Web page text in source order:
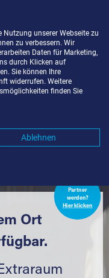
STAUFEN
Extraraum
Partner
werden?
Hier klicken
Ort
unserer Webseite zu
zu verbessern. Wir
Daten für Marketing,
durch Klicken auf
Sie können Ihre
widerrufen. Weitere
finden Sie
Ablehnen